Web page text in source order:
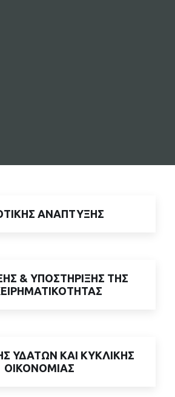
ΑΝΑΠΤΥΞΗΣ
& ΥΠΟΣΤΗΡΙΞΗΣ ΤΗΣ
ΥΔΑΤΩΝ ΚΑΙ ΚΥΚΛΙΚΗΣ
ΟΙΚΟΝΟΜΙΑΣ